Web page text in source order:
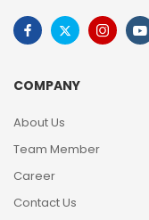
COMPANY
About Us
Team Member
Career
Contact Us